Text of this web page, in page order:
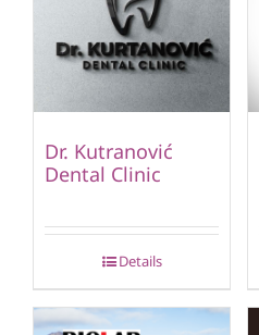
Dr. Kutranović
Dental Clinic
Details